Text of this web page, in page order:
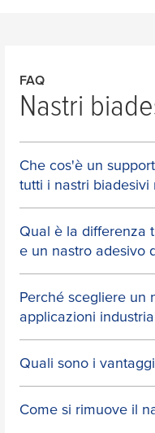
FAQ
Nastri
Che cos'è un
tutti i nastri biadesivi
Qual è la differenza
e un nastro adesivo
Perché scegliere un
applicazioni
Quali sono i
Come si rimuove il